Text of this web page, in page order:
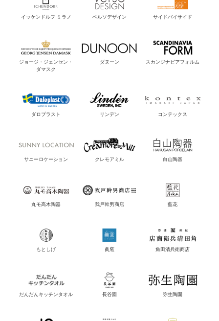
イッケンドルフ ミラノ ベルソデザイン サイドバイサイド
ジョージ・ジェンセン・
ダマスク
ダヌーン スカンジナビアフォルム
ダロプラスト リンデン コンテックス
サニーロケーション クレモアミル 白山陶器
丸モ高木陶器 我戸幹男商店 藍花
もとしげ 眞窯 角田清兵衛商店
だんだんキッチンタオル 長谷園 弥生陶園